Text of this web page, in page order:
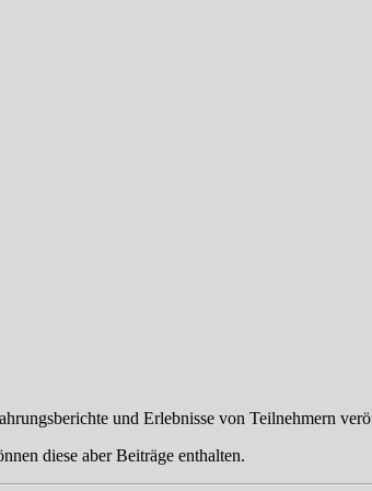
und Erlebnisse von Teilnehmern
diese aber Beiträge enthalten.